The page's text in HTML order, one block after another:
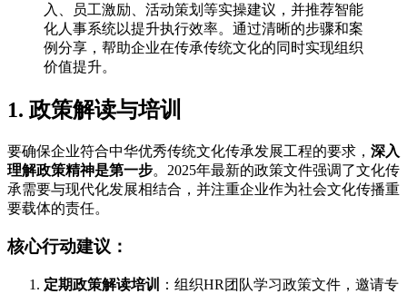
入、员工激励、活动策划等实操建议，并推荐智能
化人事系统以提升执行效率。通过清晰的步骤和案
例分享，帮助企业在传承传统文化的同时实现组织
价值提升。
1. 政策解读与培训
要确保企业符合中华优秀传统文化传承发展工程的要求， 深入
理解政策精神是第一步。2025年最新的政策文件强调了文化传
承需要与现代化发展相结合，并注重企业作为社会文化传播重
要载体的责任。
核心行动建议：
定期政策解读培训
：组织HR团队学习政策文件，邀请专